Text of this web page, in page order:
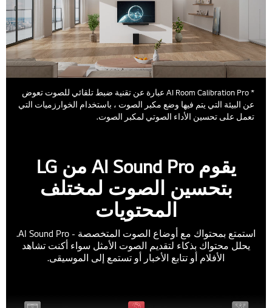
* AI Room Calibration Pro عبارة عن تقنية ضبط تلقائي للصوت تعوض
عن البيئة التي يتم فيها وضع مكبر الصوت ، باستخدام الخوارزميات التي
تعمل على تحسين الأداء الصوتي لمكبر الصوت.
يقوم AI Sound Pro من LG
بتحسين الصوت لمختلف
المحتويات
استمتع بمحتواك مع أوضاع الصوت المتخصصة - AI Sound Pro.
يحلل محتواك بذكاء لتقديم الصوت الأمثل سواء أكنت تشاهد
الأفلام أو تتابع الأخبار أو تستمع إلى الموسيقى.